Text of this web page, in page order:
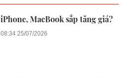
iPhone, MacBook sắp tăng giá?
08:34 25/07/2026